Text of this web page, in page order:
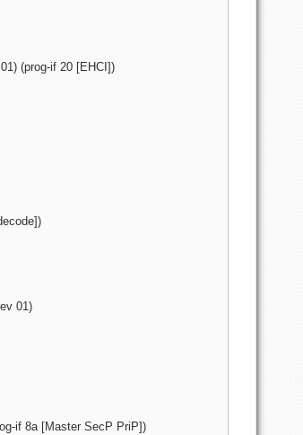
(prog-if 20 [EHCI])
01)
if 8a [Master SecP PriP])